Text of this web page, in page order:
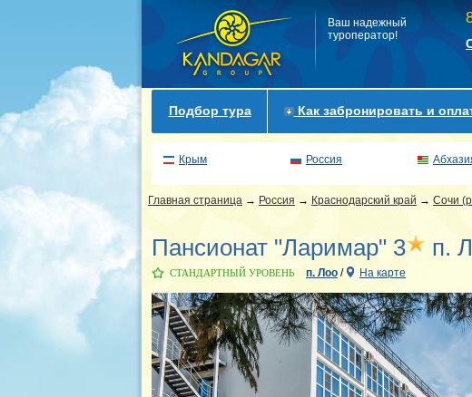
Ваш надежный
туроператор!
Подбор тура Как забронировать и
Крым Россия
Главная страница → Россия → Краснодарский край → Сочи
Пансионат "Ларимар" 3 п.
СТАНДАРТНЫЙ УРОВЕНЬ п. Лоо / На карте